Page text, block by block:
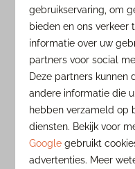
Ontdek de
De Winter
Safaripark
Natuurgebied
Brabantse
Schaatsen in
gebruikservaring, om
bieden en ons verkeer
informatie over uw
partners voor social
Deze partners kunnen
andere informatie die
hebben verzameld op
diensten. Bekijk voor
Google gebruikt
advertenties. Meer